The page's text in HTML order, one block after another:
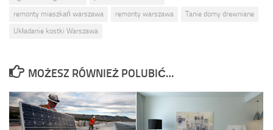
remonty mieszkań warszawa
remonty warszawa
Tanie domy drewniane
Układanie kostki Warszawa
MOŻESZ RÓWNIEŻ POLUBIĆ…